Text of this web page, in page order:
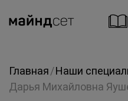
Главная/Наши
Дарья Михайловна